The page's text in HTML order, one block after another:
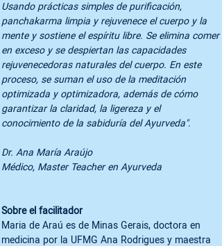
Usando prácticas simples de purificación,
panchakarma limpia y rejuvenece el cuerpo y la
mente y sostiene el espíritu libre. Se elimina comer
en exceso y se despiertan las capacidades
rejuvenecedoras naturales del cuerpo. En este
proceso, se suman el uso de la meditación
optimizada y optimizadora, además de cómo
garantizar la claridad, la ligereza y el
conocimiento de la sabiduría del Ayurveda".
Dr. Ana María Araújo
Médico, Master Teacher en Ayurveda
Sobre el facilitador
Maria de Araú es de Minas Gerais, doctora en
medicina por la UFMG Ana Rodrigues y maestra